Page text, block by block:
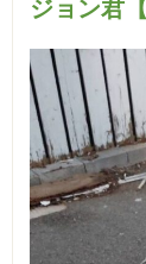
ジョン君